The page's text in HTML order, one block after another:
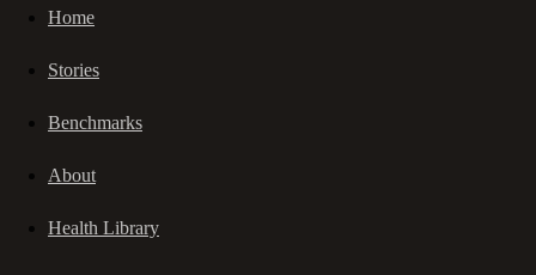
Home
Stories
Benchmarks
About
Health Library